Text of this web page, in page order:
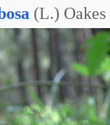
(L.) Oakes